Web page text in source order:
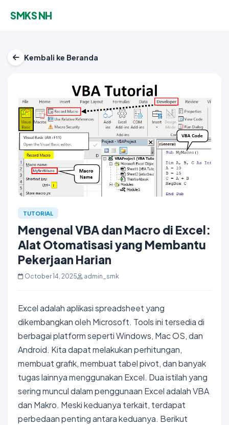
SMKS NH
Kembali ke Beranda
TUTORIAL
Mengenal VBA dan Macro di Excel:
Alat Otomatisasi yang Membantu
Pekerjaan Harian
October 14, 2025 admin_smk
Excel adalah aplikasi spreadsheet yang
dikembangkan oleh Microsoft. Tools ini tersedia di
berbagai platform seperti Windows, Mac OS, dan
Android. Kita dapat melakukan perhitungan,
membuat grafik, membuat tabel pivot, dan banyak
tugas lainnya menggunakan Excel. Dua istilah yang
sering muncul dalam penggunaan Excel adalah VBA
dan Makro. Meski keduanya terkait, terdapat
perbedaan penting antara keduanya. Berikut